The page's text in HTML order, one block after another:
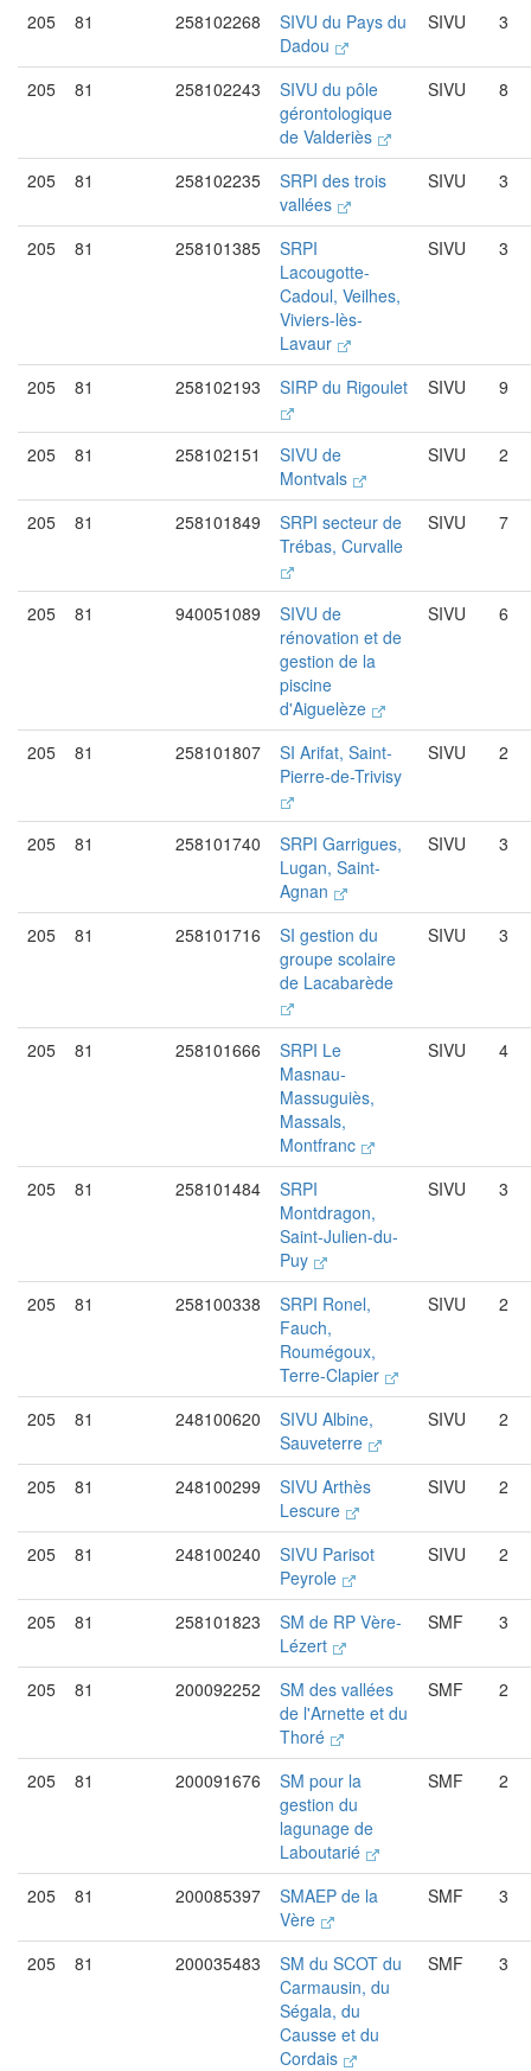
205 81 258102268
SIVU du Pays du
Dadou
SIVU 3
205 81 258102243
SIVU du pôle
gérontologique
de Valderiès
SIVU 8
205 81 258102235
SRPI des trois
vallées
SIVU 3
205 81 258101385
SRPI
Lacougotte-
Cadoul, Veilhes,
Viviers-lès-
Lavaur
SIVU 3
205 81 258102193 SIRP du Rigoulet SIVU 9
205 81 258102151
SIVU de
Montvals
SIVU 2
205 81 258101849
SRPI secteur de
Trébas, Curvalle
SIVU 7
205 81 940051089
SIVU de
rénovation et de
gestion de la
piscine
d'Aiguelèze
SIVU 6
205 81 258101807
SI Arifat, Saint-
Pierre-de-Trivisy
SIVU 2
205 81 258101740
SRPI Garrigues,
Lugan, Saint-
Agnan
SIVU 3
205 81 258101716
SI gestion du
groupe scolaire
de Lacabarède
SIVU 3
205 81 258101666
SRPI Le
Masnau-
Massuguiès,
Massals,
Montfranc
SIVU 4
205 81 258101484
SRPI
Montdragon,
Saint-Julien-du-
Puy
SIVU 3
205 81 258100338
SRPI Ronel,
Fauch,
Roumégoux,
Terre-Clapier
SIVU 2
205 81 248100620
SIVU Albine,
Sauveterre
SIVU 2
205 81 248100299
SIVU Arthès
Lescure
SIVU 2
205 81 248100240
SIVU Parisot
Peyrole
SIVU 2
205 81 258101823
SM de RP Vère-
Lézert
SMF 3
205 81 200092252
SM des vallées
de l'Arnette et du
Thoré
SMF 2
205 81 200091676
SM pour la
gestion du
lagunage de
Laboutarié
SMF 2
205 81 200085397
SMAEP de la
Vère
SMF 3
205 81 200035483
SM du SCOT du
Carmausin, du
Ségala, du
Causse et du
Cordais
SMF 3